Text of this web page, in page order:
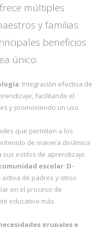
múltiples
y familias.
beneficios
único:
: Integración efectiva de
facilitando el
y promoviendo un uso
que permiten a los
de manera dinámica
estilos de aprendizaje.
escolar: D-
de padres y otros
en el proceso de
educativo más
grupales e